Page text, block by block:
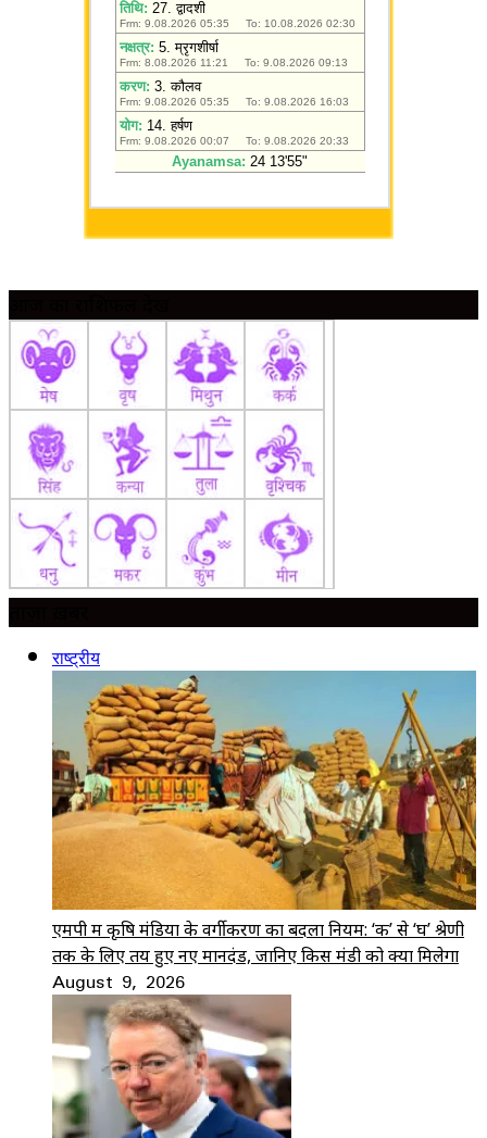
राष्ट्रीय
एमपी में कृषि मंडियों के वर्गीकरण का बदला नियम: ‘क’ से ‘घ’ श्रेणी
तक के लिए तय हुए नए मानदंड, जानिए किस मंडी को क्या मिलेगा
August 9, 2026